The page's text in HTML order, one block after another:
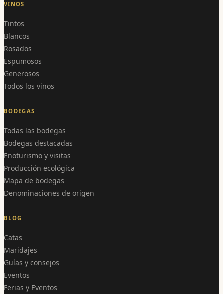
VINOS
Tintos
Blancos
Rosados
Espumosos
Generosos
Todos los vinos
BODEGAS
Todas las bodegas
Bodegas destacadas
Enoturismo y visitas
Producción ecológica
Mapa de bodegas
Denominaciones de origen
BLOG
Catas
Maridajes
Guías y consejos
Eventos
Ferias y Eventos